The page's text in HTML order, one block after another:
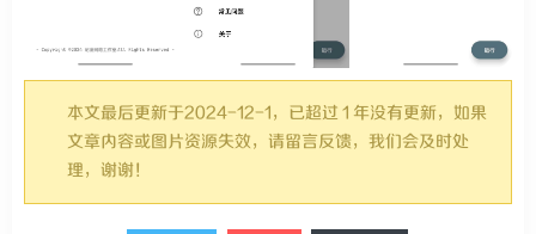
本文最后更新于2024-12-1，已超过 1 年没有更新，如果
文章内容或图片资源失效，请留言反馈，我们会及时处
理，谢谢！